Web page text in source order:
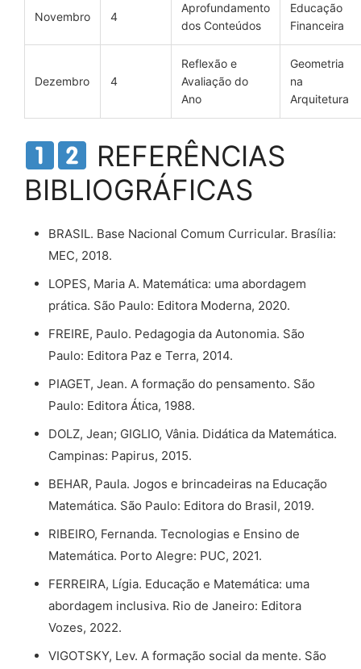
Novembro 4
Aprofundamento
dos Conteúdos
Educação
Financeira
Dezembro 4
Reflexão e
Avaliação do
Ano
Geometria
na
Arquitetura
REFERÊNCIAS
BIBLIOGRÁFICAS
BRASIL. Base Nacional Comum Curricular. Brasília:
MEC, 2018.
LOPES, Maria A. Matemática: uma abordagem
prática. São Paulo: Editora Moderna, 2020.
FREIRE, Paulo. Pedagogia da Autonomia. São
Paulo: Editora Paz e Terra, 2014.
PIAGET, Jean. A formação do pensamento. São
Paulo: Editora Ática, 1988.
DOLZ, Jean; GIGLIO, Vânia. Didática da Matemática.
Campinas: Papirus, 2015.
BEHAR, Paula. Jogos e brincadeiras na Educação
Matemática. São Paulo: Editora do Brasil, 2019.
RIBEIRO, Fernanda. Tecnologias e Ensino de
Matemática. Porto Alegre: PUC, 2021.
FERREIRA, Lígia. Educação e Matemática: uma
abordagem inclusiva. Rio de Janeiro: Editora
Vozes, 2022.
VIGOTSKY, Lev. A formação social da mente. São